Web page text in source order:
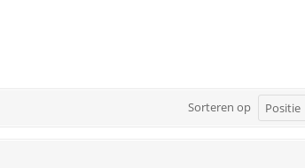
Sorteren op Positie